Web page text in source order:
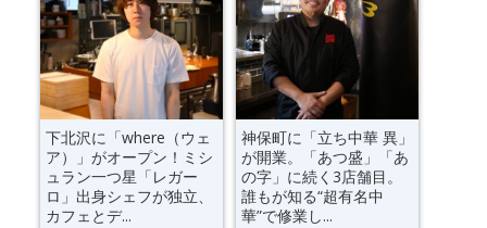
下北沢に「where（ウェ
ア）」がオープン！ミシ
ュラン一つ星「レガー
ロ」出身シェフが独立、
カフェとデ...
神保町に「立ち中華 異」
が開業。「あつ盛」「あ
の字」に続く3店舗目。
誰もが知る“超有名中
華”で修業し...